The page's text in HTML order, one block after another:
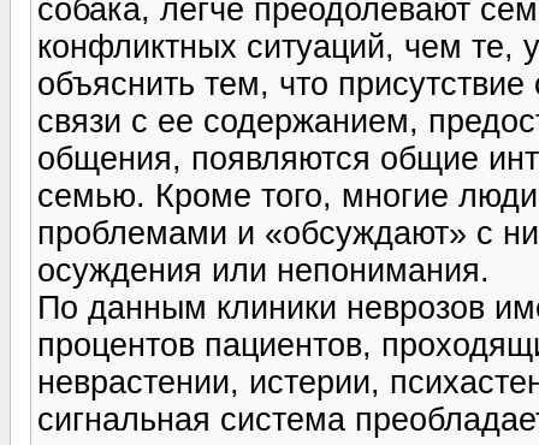
собака, легче преодолевают
конфликтных ситуаций, чем те,
объяснить тем, что
связи с ее содержанием,
общения, появляются общие
семью. Кроме того, многие
проблемами и «обсуждают» с
осуждения или непонимания.
По данным клиники неврозов
процентов пациентов,
неврастении, истерии,
сигнальная система